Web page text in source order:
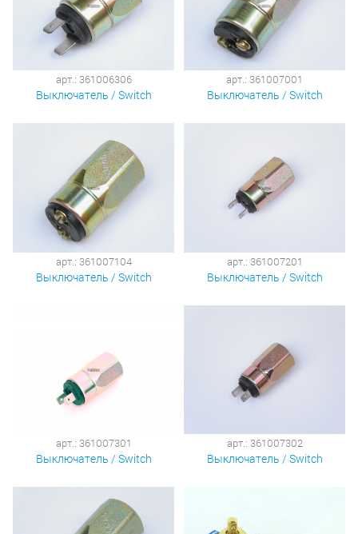
арт.: 361006306
Выключатель / Switch
арт.: 361007001
Выключатель / Switch
арт.: 361007104
Выключатель / Switch
арт.: 361007201
Выключатель / Switch
арт.: 361007301
Выключатель / Switch
арт.: 361007302
Выключатель / Switch